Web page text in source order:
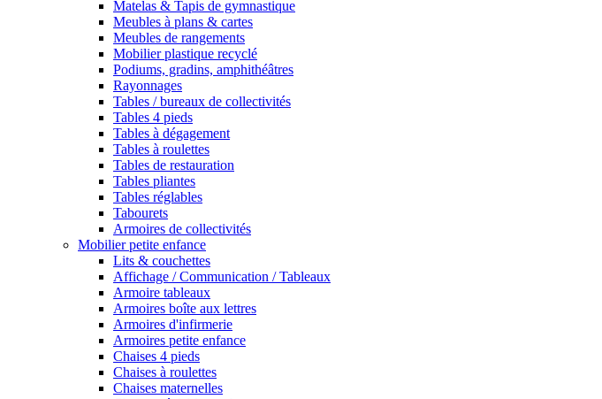
Matelas & Tapis de gymnastique
Meubles à plans & cartes
Meubles de rangements
Mobilier plastique recyclé
Podiums, gradins, amphithéâtres
Rayonnages
Tables / bureaux de collectivités
Tables 4 pieds
Tables à dégagement
Tables à roulettes
Tables de restauration
Tables pliantes
Tables réglables
Tabourets
Armoires de collectivités
Mobilier petite enfance
Lits & couchettes
Affichage / Communication / Tableaux
Armoire tableaux
Armoires boîte aux lettres
Armoires d'infirmerie
Armoires petite enfance
Chaises 4 pieds
Chaises à roulettes
Chaises maternelles